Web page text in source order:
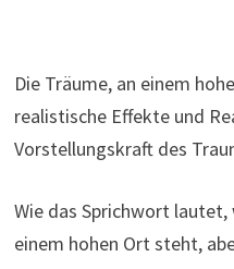
Die Träume, an einem
realistische Effekte und
Vorstellungskraft des
Wie das Sprichwort
einem hohen Ort steht,